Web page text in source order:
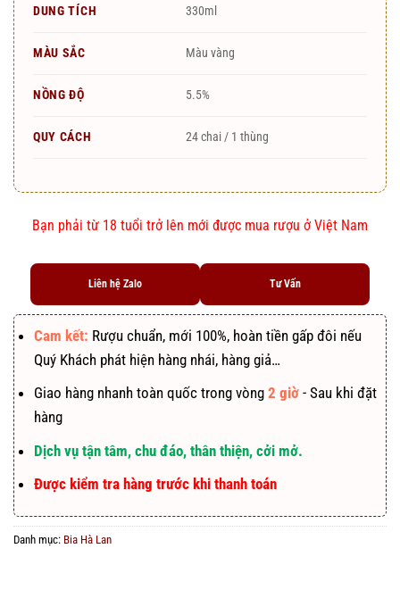
DUNG TÍCH 330ml
MÀU SẮC Màu vàng
NỒNG ĐỘ 5.5%
QUY CÁCH 24 chai / 1 thùng
Bạn phải từ 18 tuổi trở lên mới được mua rượu ở Việt Nam
Liên hệ Zalo Tư Vấn
Cam kết: Rượu chuẩn, mới 100%, hoàn tiền gấp đôi nếu
Quý Khách phát hiện hàng nhái, hàng giả…
Giao hàng nhanh toàn quốc trong vòng2 giờ - Sau khi đặt
hàng
Dịch vụ tận tâm, chu đáo, thân thiện, cởi mở.
Được kiểm tra hàng trước khi thanh toán
Danh mục: Bia Hà Lan